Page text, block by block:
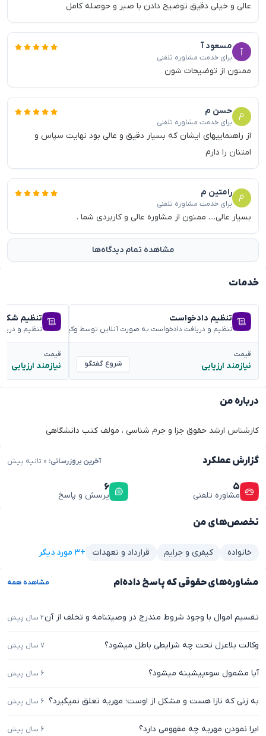
عالی و خیلی دقیق توضیح دادن با صبر و حوصله کامل
مسعود آ
برای خدمت مشاوره تلفنی
ممنون از توضیحات شون
حسن م
برای خدمت مشاوره تلفنی
از راهنماییهای ایشان که بسیار دقیق و عالی بود نهایت سپاس و
امتنان را دارم
رامتین م
برای خدمت مشاوره تلفنی
بسیار عالی.... ممنون از مشاوره عالی و کاربردی شما .
مشاهده تمام دیدگاه‌ها
درباره من
کارشناس ارشد حقوق جزا و جرم شناسی ، مولف کتب دانشگاهی
گزارش عملکرد آخرین بروزرسانی:
۵
مشاوره تلفنی
۶
پرسش و پاسخ
تخصص‌های من
خانواده کیفری و جرایم قرارداد و تعهدات +۳ مورد دیگر
خدمات
تنظیم دادخواست
تنظیم و دریافت دادخواست به صورت آنلاین توسط وکیل متخصص
قیمت
نیازمند ارزیابی شروع گفتگو
تنظیم
تنظیم و
قیمت
نیازمند ارزیابی
مشاوره‌های حقوقی که پاسخ داده‌ام مشاهده همه
تقسیم اموال با وجود شروط مندرج در وصیتنامه و تخلف از آن۲ سال پیش
وکالت بلاعزل تحت چه شرایطی باطل میشود؟ ۷ سال پیش
آیا مشمول سوءپیشینه میشود؟ ۶ سال پیش
به زنی که نازا هست و مشکل از اوست؛ مهریه تعلق نمیگیرد؟ ۶ سال پیش
ابرا نمودن مهریه چه مفهومی دارد؟ ۶ سال پیش